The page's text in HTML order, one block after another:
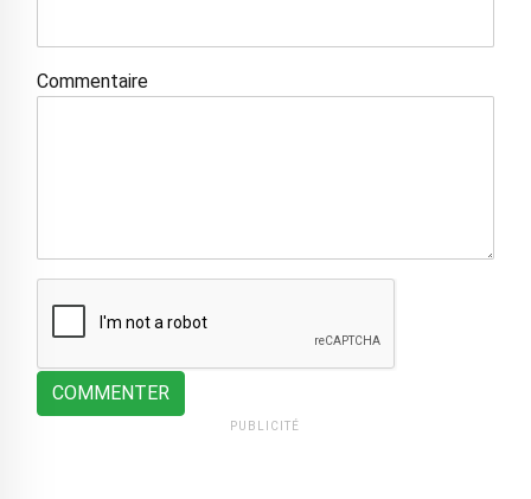
Commentaire
COMMENTER
PUBLICITÉ